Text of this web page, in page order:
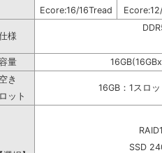
Ecore:16/16Tread
様
量
空き
16GB：1スロ
ット
SSD